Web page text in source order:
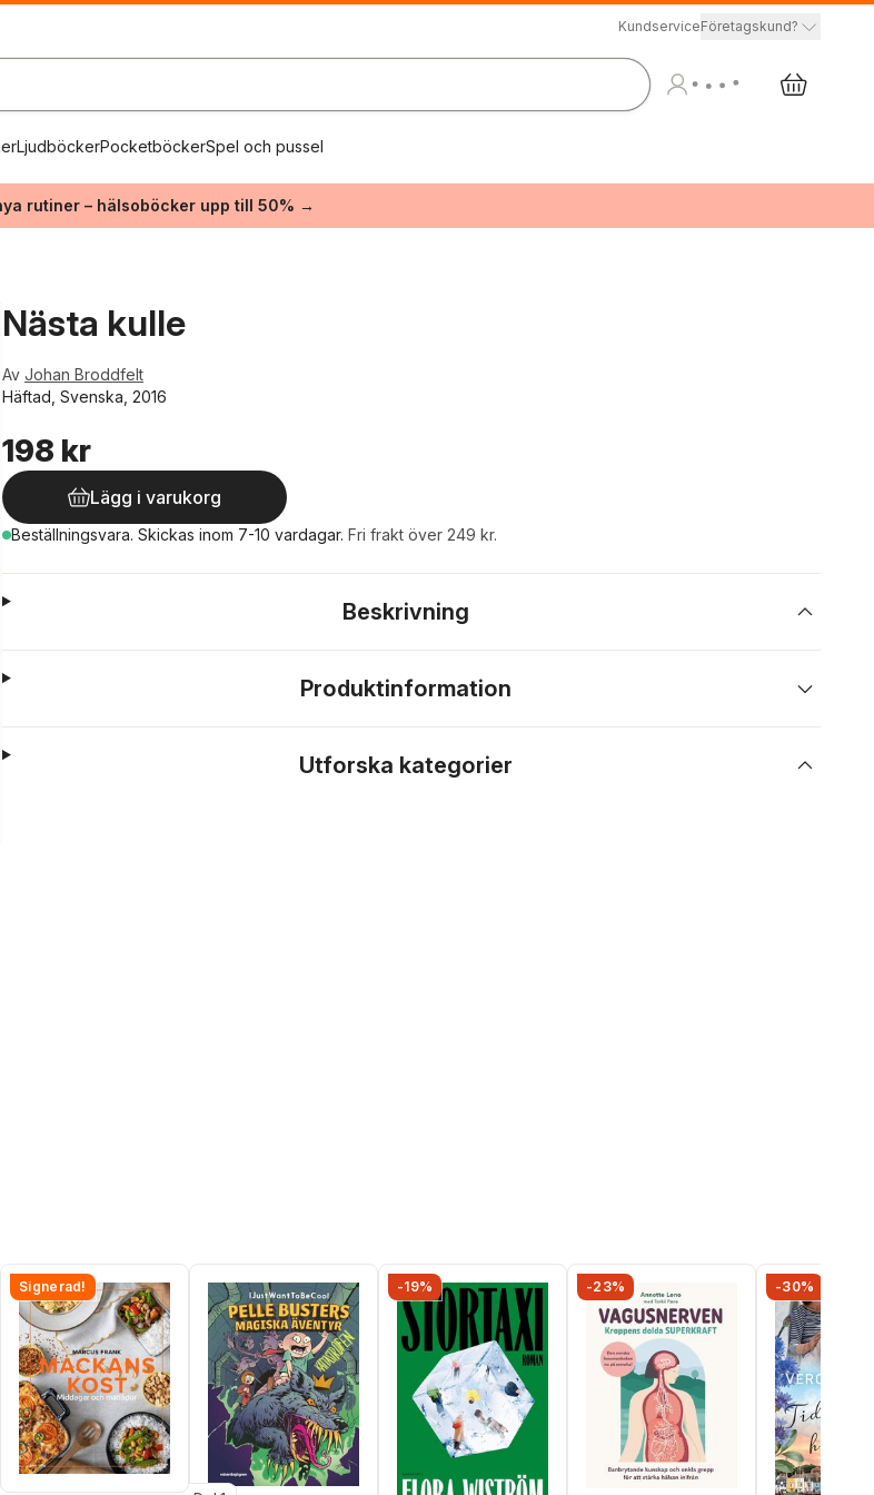
KundserviceFöretagskund?
LjudböckerPocketböckerSpel och pussel
rutiner – hälsoböcker upp till 50% →
Nästa kulle
Av Johan Broddfelt
Häftad, Svenska, 2016
198 kr
Lägg i varukorg
Beställningsvara. Skickas inom 7-10 vardagar. Fri frakt över 249 kr.
Beskrivning
Produktinformation
Utforska kategorier
Signerad! -19% -23% -30%